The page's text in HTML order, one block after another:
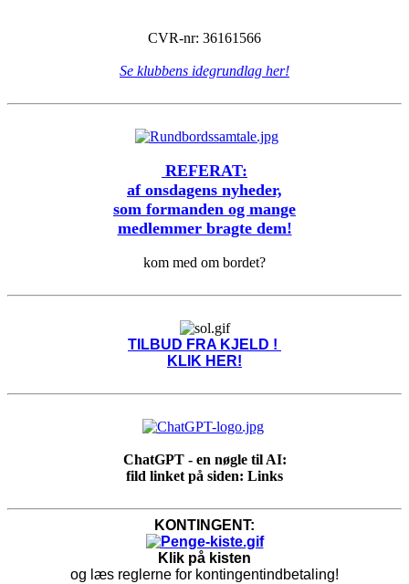
CVR-nr: 36161566
Se klubbens idegrundlag her!
REFERAT:
af onsdagens nyheder,
som formanden og mange
medlemmer bragte dem!
kom med om bordet?
TILBUD FRA KJELD !
KLIK HER!
ChatGPT - en nøgle til AI:
fild linket på siden: Links
KONTINGENT:
Klik på kisten
og læs reglerne for kontingentindbetaling!